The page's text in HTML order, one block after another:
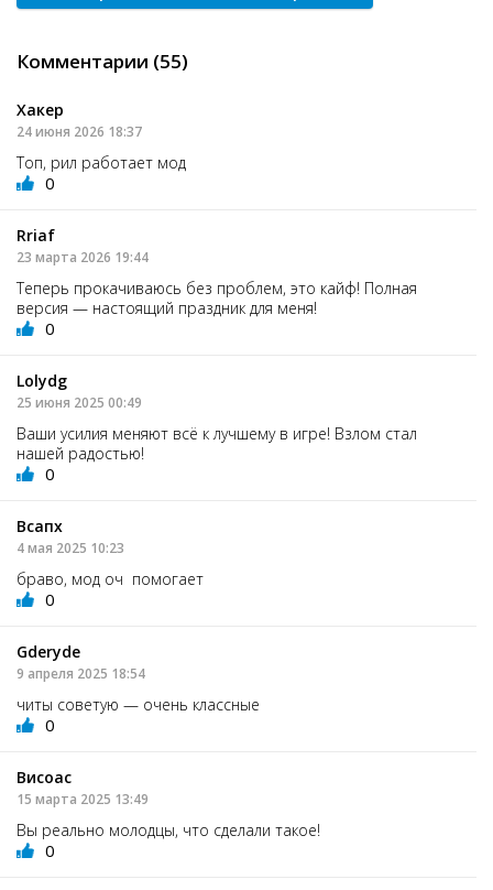
Комментарии (55)
Хакер
24 июня 2026 18:37
Топ, рил работает мод
0
Rriaf
23 марта 2026 19:44
Теперь прокачиваюсь без проблем, это кайф! Полная
версия — настоящий праздник для меня!
0
Lolydg
25 июня 2025 00:49
Ваши усилия меняют всё к лучшему в игре! Взлом стал
нашей радостью!
0
Всапх
4 мая 2025 10:23
браво, мод оч помогает
0
Gderyde
9 апреля 2025 18:54
читы советую — очень классные
0
Висоас
15 марта 2025 13:49
Вы реально молодцы, что сделали такое!
0